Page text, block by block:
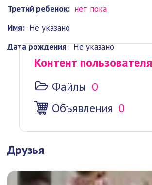
Третий ребенок: нет пока
Имя: Не указано
Дата рождения: Не указано
Контент пользователя
Файлы 0
Объявления 0
Друзья